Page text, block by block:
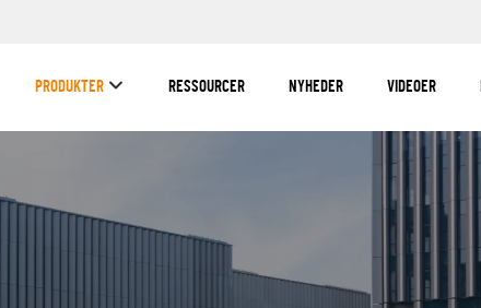
PRODUKTER RESSOURCER NYHEDER VIDEOER